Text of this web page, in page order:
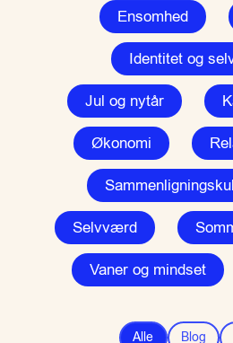
Ensomhed
Identitet og
Jul og nytår
Økonomi
Selvværd
Vaner og mindset
Alle Blog